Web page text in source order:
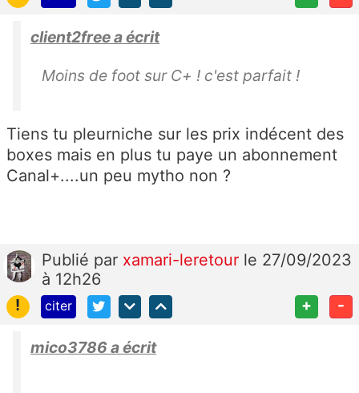
client2free a écrit
Moins de foot sur C+ ! c'est parfait !
Tiens tu pleurniche sur les prix indécent des
boxes mais en plus tu paye un abonnement
Canal+....un peu mytho non ?
Publié par xamari-leretour le 27/09/2023
à 12h26
!
citer + -
mico3786 a écrit